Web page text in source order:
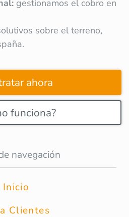
gestionamos el cobro en
sobre el terreno,
ahora
funciona?
navegación
Inicio
Clientes